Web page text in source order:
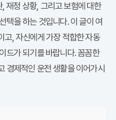
재정 상황, 그리고 보험에 대한
택을 하는 것입니다. 이 글이 여
고, 자신에게 가장 적합한 자동
드가 되기를 바랍니다. 꼼꼼한
경제적인 운전 생활을 이어가시